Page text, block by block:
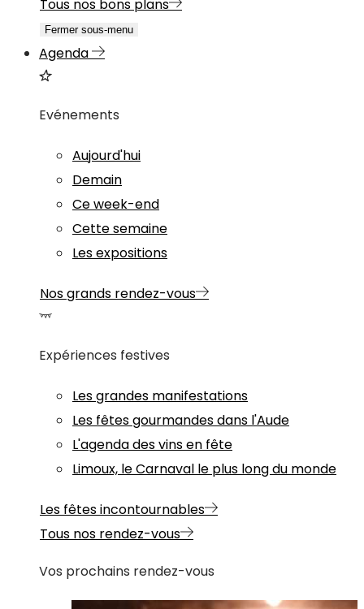
Tous nos bons plans
Fermer sous-menu
Agenda
Evénements
Aujourd'hui
Demain
Ce week-end
Cette semaine
Les expositions
Nos grands rendez-vous
Expériences festives
Les grandes manifestations
Les fêtes gourmandes dans l'Aude
L'agenda des vins en fête
Limoux, le Carnaval le plus long du monde
Les fêtes incontournables
Tous nos rendez-vous
Vos prochains rendez-vous